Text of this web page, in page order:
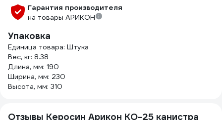
Гарантия производителя
на товары АРИКОН
Упаковка
Единица товара: Штука
Вес, кг: 8.38
Длина, мм: 190
Ширина, мм: 230
Высота, мм: 310
Отзывы Керосин Арикон КО-25 канистра